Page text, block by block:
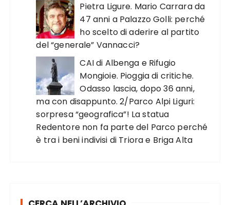
Pietra Ligure. Mario Carrara da
47 anni a Palazzo Golli: perché
ho scelto di aderire al partito
del “generale” Vannacci?
CAI di Albenga e Rifugio
Mongioie. Pioggia di critiche.
Odasso lascia, dopo 36 anni,
ma con disappunto. 2/Parco Alpi Liguri:
sorpresa “geografica”! La statua
Redentore non fa parte del Parco perché
è tra i beni indivisi di Triora e Briga Alta